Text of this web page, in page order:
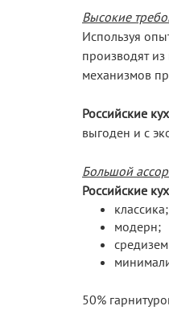
Высокие
Используя
производят
механизмов
Российские
выгоден и с
Большой
Российские
классика;
модерн;
50%